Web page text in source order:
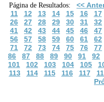
Página de Resultados: <<
11 12 13 14 15 16 17
26
27 28 29 30 31 32
41
42 43 44 45 46 47
56
57 58 59 60 61 62
71
72 73 74 75 76 77
86
87 88 89 90 91 92
101
102 103 104 105
113
114 115 116 117